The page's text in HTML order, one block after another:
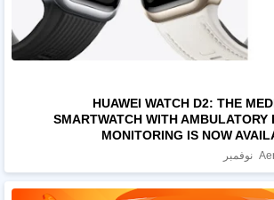
HUAWEI WATCH D2: THE
SMARTWATCH WITH AMBULATORY
MONITORING IS NOW